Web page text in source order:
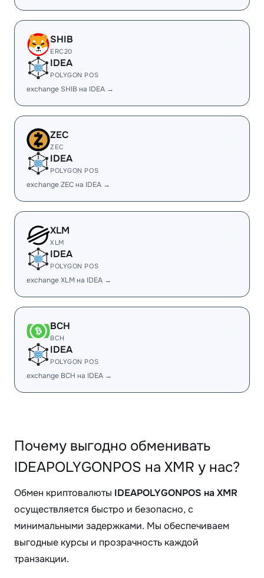
SHIB
ERC20
IDEA
POLYGON POS
exchange SHIB на IDEA →
ZEC
ZEC
IDEA
POLYGON POS
exchange ZEC на IDEA →
XLM
XLM
IDEA
POLYGON POS
exchange XLM на IDEA →
BCH
BCH
IDEA
POLYGON POS
exchange BCH на IDEA →
Почему выгодно обменивать
IDEAPOLYGONPOS на XMR у нас?
Обмен криптовалюты IDEAPOLYGONPOS на XMR
осуществляется быстро и безопасно, с
минимальными задержками. Мы обеспечиваем
выгодные курсы и прозрачность каждой
транзакции.